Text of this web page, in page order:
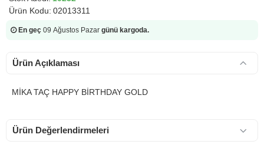
Ürün Kodu: 02013311
En geç 09 Ağustos Pazar günü kargoda.
Ürün Açıklaması
MİKA TAÇ HAPPY BİRTHDAY GOLD
Ürün Değerlendirmeleri